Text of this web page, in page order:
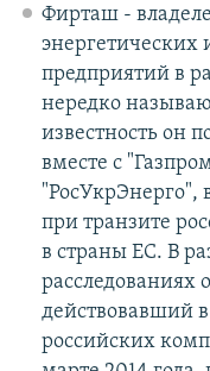
Фирташ -
предприятий в
нередко
известность он
вместе с
"РосУкрЭнерго",
при транзите
в страны ЕС. В
расследованиях
действовавший
российских